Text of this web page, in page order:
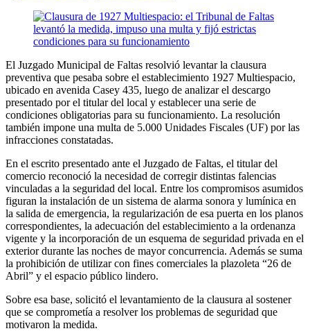
El Juzgado Municipal de Faltas resolvió levantar la clausura
preventiva que pesaba sobre el establecimiento 1927 Multiespacio,
ubicado en avenida Casey 435, luego de analizar el descargo
presentado por el titular del local y establecer una serie de
condiciones obligatorias para su funcionamiento. La resolución
también impone una multa de 5.000 Unidades Fiscales (UF) por las
infracciones constatadas.
En el escrito presentado ante el Juzgado de Faltas, el titular del
comercio reconoció la necesidad de corregir distintas falencias
vinculadas a la seguridad del local. Entre los compromisos asumidos
figuran la instalación de un sistema de alarma sonora y lumínica en
la salida de emergencia, la regularización de esa puerta en los planos
correspondientes, la adecuación del establecimiento a la ordenanza
vigente y la incorporación de un esquema de seguridad privada en el
exterior durante las noches de mayor concurrencia. Además se suma
la prohibición de utilizar con fines comerciales la plazoleta “26 de
Abril” y el espacio público lindero.
Sobre esa base, solicitó el levantamiento de la clausura al sostener
que se comprometía a resolver los problemas de seguridad que
motivaron la medida.